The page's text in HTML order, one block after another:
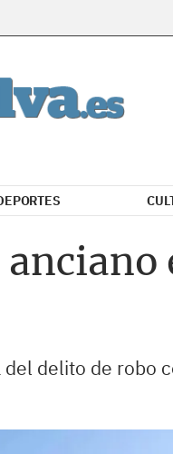
delito de robo